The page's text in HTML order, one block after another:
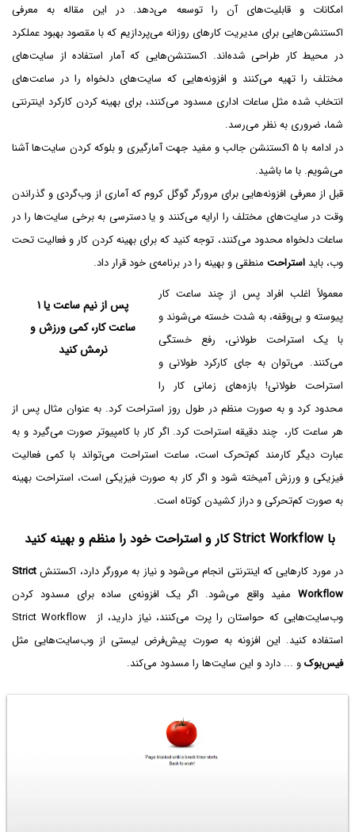
امکانات و قابلیت‌های آن را توسعه می‌دهد. در این مقاله به معرفی
اکستنشن‌هایی برای مدیریت کارهای روزانه می‌پردازیم که با مقصود بهبود عملکرد
در محیط کار طراحی شده‌اند. اکستنشن‌هایی که آمار استفاده از سایت‌های
مختلف را تهیه می‌کنند و افزونه‌هایی که سایت‌های دلخواه را در ساعت‌های
انتخاب شده مثل ساعات اداری مسدود می‌کنند، برای بهینه کردن کارکرد اینترنتی
شما، ضروری به نظر می‌رسد.
در ادامه با ۵ اکستنشن جالب و مفید جهت آمارگیری و بلوکه کردن سایت‌ها آشنا
می‌شویم. با ما باشید.
قبل از معرفی افزونه‌هایی برای مرورگر گوگل کروم که آماری از وب‌گردی و گذراندن
وقت در سایت‌های مختلف را ارایه می‌کنند و یا دسترسی به برخی سایت‌ها را در
ساعات دلخواه محدود می‌کنند، توجه کنید که برای بهینه کردن کار و فعالیت تحت
وب، باید استراحت منطقی و بهینه را در برنامه‌ی خود قرار داد.
پس از نیم ساعت یا ۱
ساعت کار، کمی ورزش و
نرمش کنید
معمولاً اغلب افراد پس از چند ساعت کار
پیوسته و بی‌وقفه، به شدت خسته می‌شوند و
با یک استراحت طولانی، رفع خستگی
می‌کنند. می‌توان به جای کارکرد طولانی و
استراحت طولانی! بازه‌های زمانی کار را
محدود کرد و به صورت منظم در طول روز استراحت کرد. به عنوان مثال پس از
هر ساعت کار، چند دقیقه استراحت کرد. اگر کار با کامپیوتر صورت می‌گیرد و به
عبارت دیگر کارمند کم‌تحرک است، ساعت استراحت می‌تواند با کمی فعالیت
فیزیکی و ورزش آمیخته شود و اگر کار به صورت فیزیکی است، استراحت بهینه
به صورت کم‌تحرکی و دراز کشیدن کوتاه است.
با Strict Workflow کار و استراحت خود را منظم و بهینه کنید
در مورد کارهایی که اینترنتی انجام می‌شود و نیاز به مرورگر دارد، اکستنشStrict
Workflow مفید واقع می‌شود. اگر یک افزونه‌ی ساده برای مسدود کردن
وب‌سایت‌هایی که حواستان را پرت می‌کنند، نیاز دارید، از Strict Workflow
استفاده کنید. این افزونه به صورت پیش‌فرض لیستی از وب‌سایت‌هایی مثل
فیس‌بوکو ... دارد و این سایت‌ها را مسدود می‌کند.